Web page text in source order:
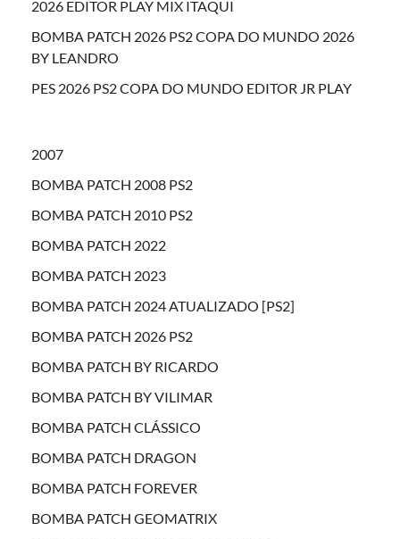
2026 EDITOR PLAY MIX ITAQUI
BOMBA PATCH 2026 PS2 COPA DO MUNDO 2026
BY LEANDRO
PES 2026 PS2 COPA DO MUNDO EDITOR JR PLAY
2007
BOMBA PATCH 2008 PS2
BOMBA PATCH 2010 PS2
BOMBA PATCH 2022
BOMBA PATCH 2023
BOMBA PATCH 2024 ATUALIZADO [PS2]
BOMBA PATCH 2026 PS2
BOMBA PATCH BY RICARDO
BOMBA PATCH BY VILIMAR
BOMBA PATCH CLÁSSICO
BOMBA PATCH DRAGON
BOMBA PATCH FOREVER
BOMBA PATCH GEOMATRIX